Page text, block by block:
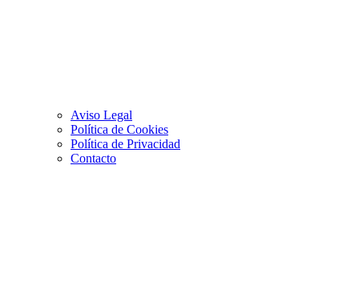
Aviso Legal
Política de Cookies
Política de Privacidad
Contacto